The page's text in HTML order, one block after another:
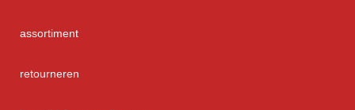
assortiment
retourneren